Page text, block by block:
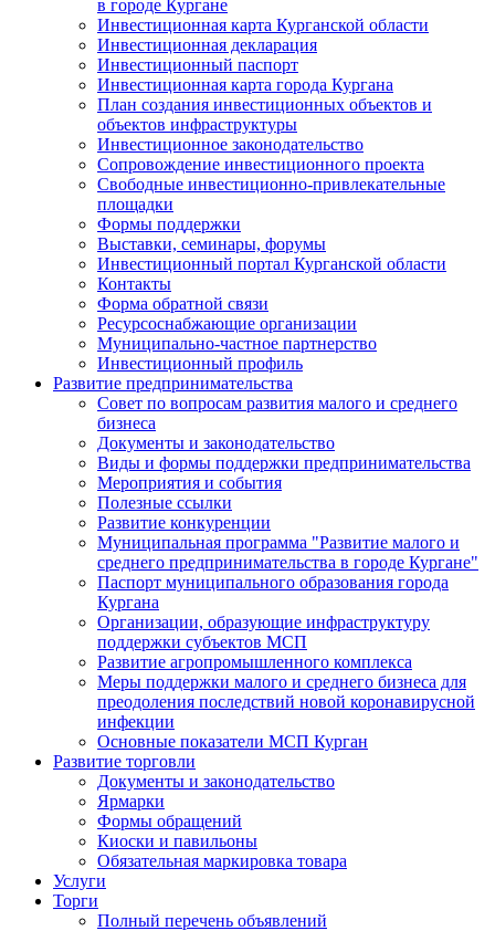
в городе Кургане
Инвестиционная карта Курганской области
Инвестиционная декларация
Инвестиционный паспорт
Инвестиционная карта города Кургана
План создания инвестиционных объектов и
объектов инфраструктуры
Инвестиционное законодательство
Сопровождение инвестиционного проекта
Свободные инвестиционно-привлекательные
площадки
Формы поддержки
Выставки, семинары, форумы
Инвестиционный портал Курганской области
Контакты
Форма обратной связи
Ресурсоснабжающие организации
Муниципально-частное партнерство
Инвестиционный профиль
Развитие предпринимательства
Совет по вопросам развития малого и среднего
бизнеса
Документы и законодательство
Виды и формы поддержки предпринимательства
Мероприятия и события
Полезные ссылки
Развитие конкуренции
Муниципальная программа "Развитие малого и
среднего предпринимательства в городе Кургане"
Паспорт муниципального образования города
Кургана
Организации, образующие инфраструктуру
поддержки субъектов МСП
Развитие агропромышленного комплекса
Меры поддержки малого и среднего бизнеса для
преодоления последствий новой коронавирусной
инфекции
Основные показатели МСП Курган
Развитие торговли
Документы и законодательство
Ярмарки
Формы обращений
Киоски и павильоны
Обязательная маркировка товара
Услуги
Торги
Полный перечень объявлений